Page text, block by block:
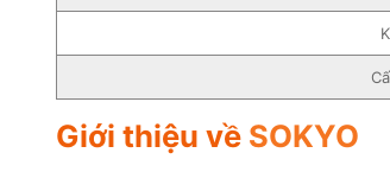
Giới thiệu về SOKYO